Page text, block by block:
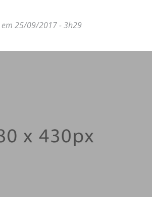
em 25/09/2017 - 3h29